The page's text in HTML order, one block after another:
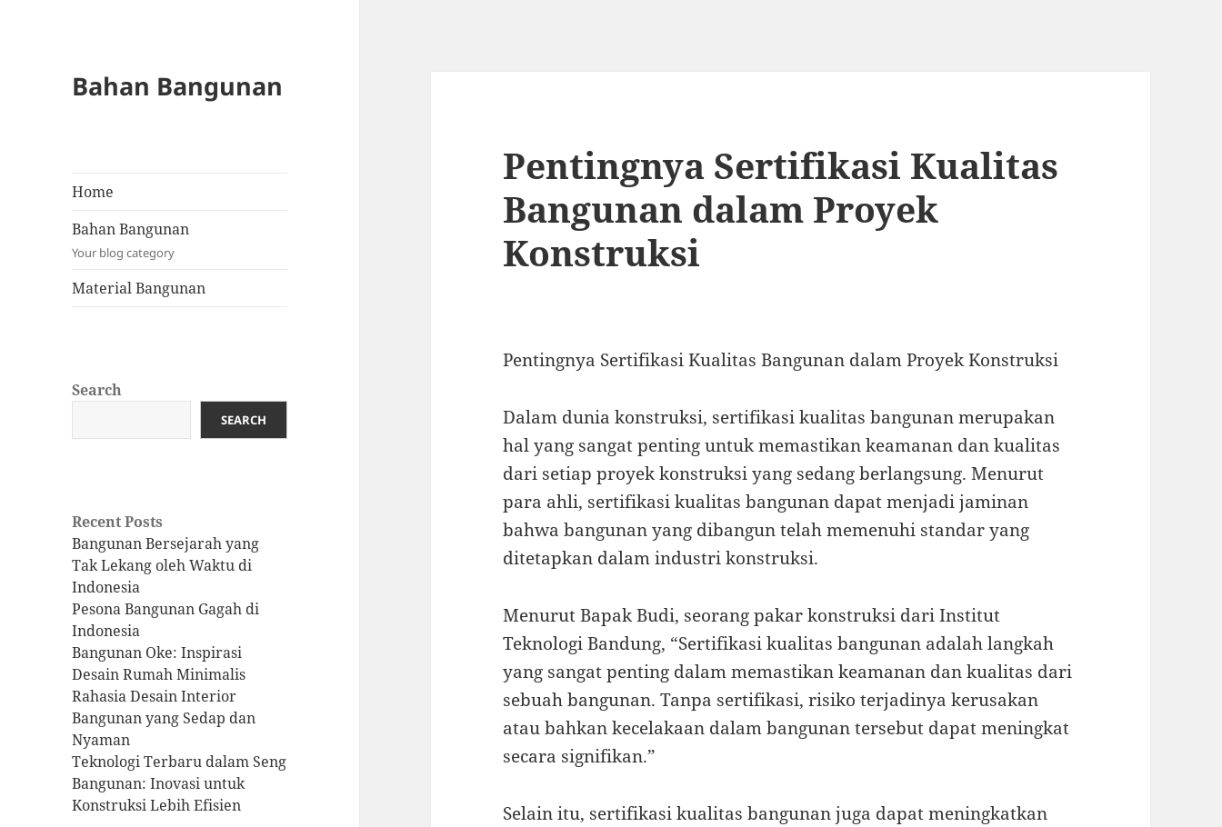
Bahan Bangunan
Home
Bahan Bangunan
Your blog category
Material Bangunan
Search
SEARCH
Recent Posts
Bangunan Bersejarah yang
Tak Lekang oleh Waktu di
Indonesia
Pesona Bangunan Gagah di
Indonesia
Bangunan Oke: Inspirasi
Desain Rumah Minimalis
Rahasia Desain Interior
Bangunan yang Sedap dan
Nyaman
Teknologi Terbaru dalam Seng
Bangunan: Inovasi untuk
Konstruksi Lebih Efisien
Pentingnya Sertifikasi Kualitas
Bangunan dalam Proyek
Konstruksi
Pentingnya Sertifikasi Kualitas Bangunan dalam Proyek Konstruksi
Dalam dunia konstruksi, sertifikasi kualitas bangunan merupakan
hal yang sangat penting untuk memastikan keamanan dan kualitas
dari setiap proyek konstruksi yang sedang berlangsung. Menurut
para ahli, sertifikasi kualitas bangunan dapat menjadi jaminan
bahwa bangunan yang dibangun telah memenuhi standar yang
ditetapkan dalam industri konstruksi.
Menurut Bapak Budi, seorang pakar konstruksi dari Institut
Teknologi Bandung, “Sertifikasi kualitas bangunan adalah langkah
yang sangat penting dalam memastikan keamanan dan kualitas dari
sebuah bangunan. Tanpa sertifikasi, risiko terjadinya kerusakan
atau bahkan kecelakaan dalam bangunan tersebut dapat meningkat
secara signifikan.”
Selain itu, sertifikasi kualitas bangunan juga dapat meningkatkan